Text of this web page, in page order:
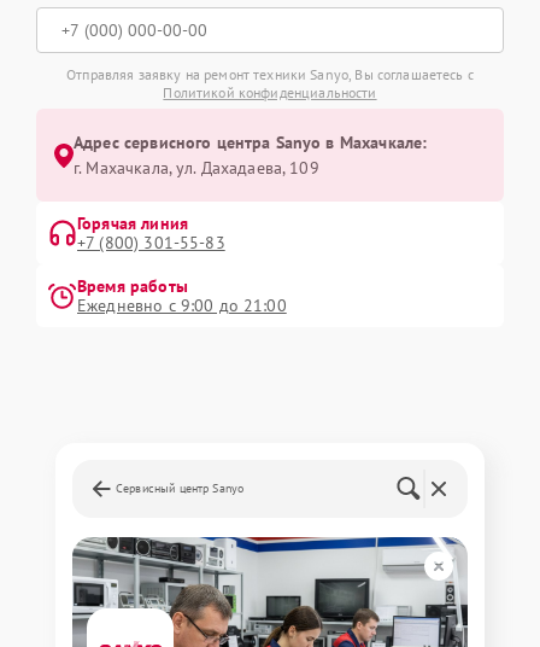
Отправляя заявку на ремонт техники Sanyo, Вы соглашаетесь с
Политикой конфиденциальности
Адрес сервисного центра Sanyo в Махачкале:
г. Махачкала, ул. Дахадаева, 109
Горячая линия
+7 (800) 301-55-83
Время работы
Ежедневно с 9:00 до 21:00
Сервисный центр Sanyo